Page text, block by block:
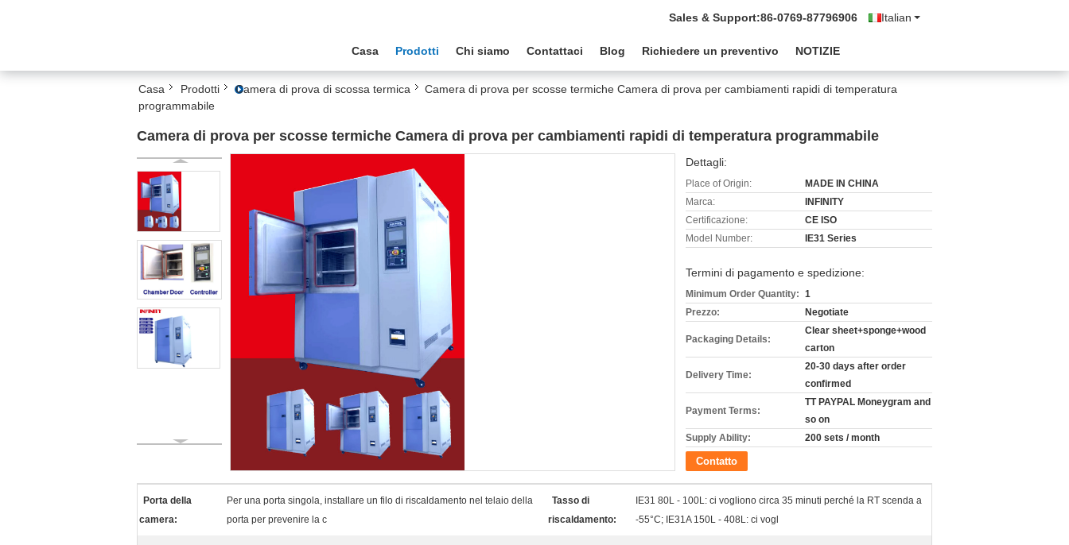
Italian
Sales & Support:86-0769-87796906
Casa Prodotti Chi siamo Contattaci Blog Richiedere un preventivo NOTIZIE
Casa Prodotti Camera di prova di scossa termica
Camera di prova per scosse termiche Camera di prova per cambiamenti rapidi di temperatura
programmabile
Camera di prova per scosse termiche Camera di prova per cambiamenti rapidi di temperatura programmabile
Dettagli:
Place of Origin:
MADE IN CHINA
Marca:
INFINITY
Certificazione:
CE ISO
Model Number:
IE31 Series
Termini di pagamento e spedizione:
Minimum Order Quantity: 1
Prezzo:
Negotiate
Packaging Details:
Clear sheet+sponge+wood
carton
Delivery Time:
20-30 days after order
confirmed
Payment Terms:
TT PAYPAL Moneygram and
so on
Supply Ability:
200 sets / month
Contatto
Porta della
camera:
Per una porta singola, installare un filo di riscaldamento nel telaio della
porta per prevenire la c
Tasso di
riscaldamento:
IE31 80L - 100L: ci vogliono circa 35 minuti perché la RT scenda a
-55°C; IE31A 150L - 408L: ci vogl